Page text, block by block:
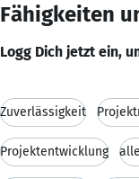
Fähigkeiten
Logg Dich jetzt ein,
Zuverlässigkeit
Projektentwicklung